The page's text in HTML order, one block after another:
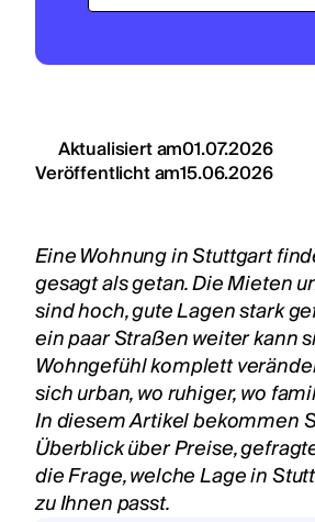
Eine Wohnung in Stuttgart
gesagt als getan. Die Mieten
sind hoch, gute Lagen stark
ein paar Straßen weiter kann
Wohngefühl komplett
sich urban, wo ruhiger, wo
In diesem Artikel bekommen
Überblick über Preise,
die Frage, welche Lage in
zu Ihnen passt.
Aktualisiert am01.07.2026
Veröffentlicht am15.06.2026